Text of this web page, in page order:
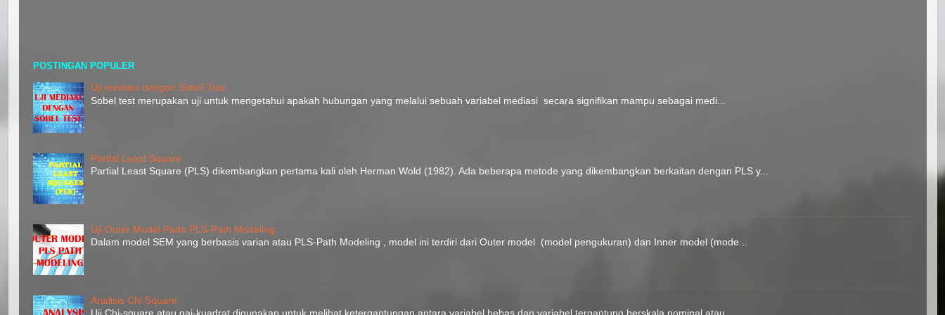
POSTINGAN POPULER
Uji mediasi dengan Sobel Test
Sobel test merupakan uji untuk mengetahui apakah hubungan yang melalui sebuah variabel mediasi secara signifikan mampu sebagai medi...
Partial Least Square
Partial Least Square (PLS) dikembangkan pertama kali oleh Herman Wold (1982). Ada beberapa metode yang dikembangkan berkaitan dengan PLS y...
Uji Outer Model Pada PLS-Path Modeling
Dalam model SEM yang berbasis varian atau PLS-Path Modeling , model ini terdiri dari Outer model (model pengukuran) dan Inner model (mode...
Analisis Chi Square